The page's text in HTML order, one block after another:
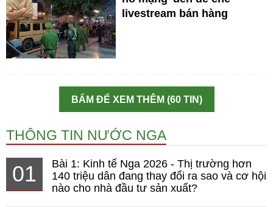
livestream bán hàng
BẤM ĐỂ XEM THÊM (60 TIN)
THÔNG TIN NƯỚC NGA
01
Bài 1: Kinh tế Nga 2026 - Thị trường hơn
140 triệu dân đang thay đổi ra sao và cơ hội
nào cho nhà đầu tư sản xuất?